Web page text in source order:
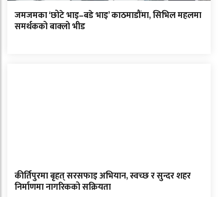
जमजमका ‘छोटे भाइ–बडे भाइ’ काठमाडौंमा, सिभिल महलमा
समर्थकको बाक्लो भीड
कीर्तिपुरमा बृहत् सरसफाइ अभियान, स्वच्छ र सुन्दर शहर
निर्माणमा नागरिकको सक्रियता